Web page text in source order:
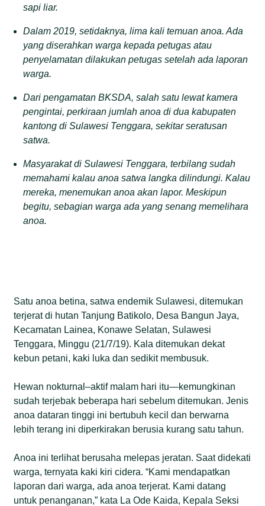
sapi liar.
Dalam 2019, setidaknya, lima kali temuan anoa. Ada
yang diserahkan warga kepada petugas atau
penyelamatan dilakukan petugas setelah ada laporan
warga.
Dari pengamatan BKSDA, salah satu lewat kamera
pengintai, perkiraan jumlah anoa di dua kabupaten
kantong di Sulawesi Tenggara, sekitar seratusan
satwa.
Masyarakat di Sulawesi Tenggara, terbilang sudah
memahami kalau anoa satwa langka dilindungi. Kalau
mereka, menemukan anoa akan lapor. Meskipun
begitu, sebagian warga ada yang senang memelihara
anoa.
Satu anoa betina, satwa endemik Sulawesi, ditemukan
terjerat di hutan Tanjung Batikolo, Desa Bangun Jaya,
Kecamatan Lainea, Konawe Selatan, Sulawesi
Tenggara, Minggu (21/7/19). Kala ditemukan dekat
kebun petani, kaki luka dan sedikit membusuk.
Hewan nokturnal–aktif malam hari itu—kemungkinan
sudah terjebak beberapa hari sebelum ditemukan. Jenis
anoa dataran tinggi ini bertubuh kecil dan berwarna
lebih terang ini diperkirakan berusia kurang satu tahun.
Anoa ini terlihat berusaha melepas jeratan. Saat didekati
warga, ternyata kaki kiri cidera. “Kami mendapatkan
laporan dari warga, ada anoa terjerat. Kami datang
untuk penanganan,” kata La Ode Kaida, Kepala Seksi